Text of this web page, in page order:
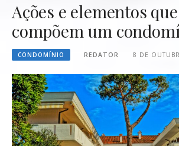
Ações e elementos que
compõem um
CONDOMÍNIO REDATOR 8 DE